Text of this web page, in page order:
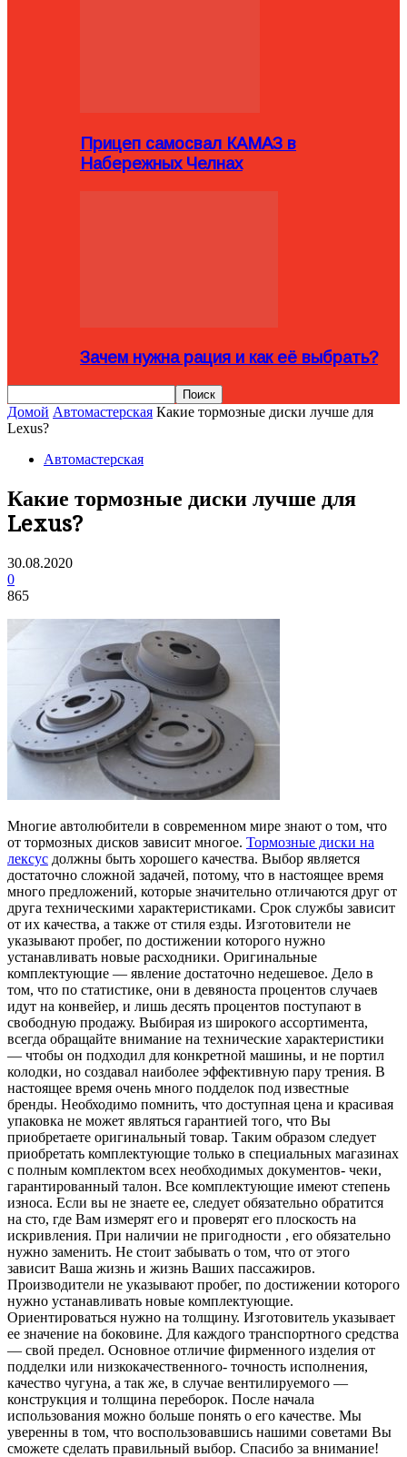
Прицеп самосвал КАМАЗ в
Набережных Челнах
Зачем нужна рация и как её выбрать?
Домой Автомастерская Какие тормозные диски лучше для
Lexus?
Автомастерская
Какие тормозные диски лучше для
Lexus?
30.08.2020
0
865
Многие автолюбители в современном мире знают о том, что
от тормозных дисков зависит многое. Тормозные диски на
лексус должны быть хорошего качества. Выбор является
достаточно сложной задачей, потому, что в настоящее время
много предложений, которые значительно отличаются друг от
друга техническими характеристиками. Срок службы зависит
от их качества, а также от стиля езды. Изготовители не
указывают пробег, по достижении которого нужно
устанавливать новые расходники. Оригинальные
комплектующие — явление достаточно недешевое. Дело в
том, что по статистике, они в девяноста процентов случаев
идут на конвейер, и лишь десять процентов поступают в
свободную продажу. Выбирая из широкого ассортимента,
всегда обращайте внимание на технические характеристики
— чтобы он подходил для конкретной машины, и не портил
колодки, но создавал наиболее эффективную пару трения. В
настоящее время очень много подделок под известные
бренды. Необходимо помнить, что доступная цена и красивая
упаковка не может являться гарантией того, что Вы
приобретаете оригинальный товар. Таким образом следует
приобретать комплектующие только в специальных магазинах
с полным комплектом всех необходимых документов- чеки,
гарантированный талон. Все комплектующие имеют степень
износа. Если вы не знаете ее, следует обязательно обратится
на сто, где Вам измерят его и проверят его плоскость на
искривления. При наличии не пригодности , его обязательно
нужно заменить. Не стоит забывать о том, что от этого
зависит Ваша жизнь и жизнь Ваших пассажиров.
Производители не указывают пробег, по достижении которого
нужно устанавливать новые комплектующие.
Ориентироваться нужно на толщину. Изготовитель указывает
ее значение на боковине. Для каждого транспортного средства
— свой предел. Основное отличие фирменного изделия от
подделки или низкокачественного- точность исполнения,
качество чугуна, а так же, в случае вентилируемого —
конструкция и толщина переборок. После начала
использования можно больше понять о его качестве. Мы
уверенны в том, что воспользовавшись нашими советами Вы
сможете сделать правильный выбор. Спасибо за внимание!